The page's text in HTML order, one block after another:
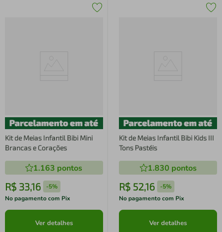
Kit de Meias Infantil Bibi Mini
Brancas e Corações
1.163 pontos
R$ 33,16 -5%
No pagamento com Pix
Ver detalhes
Kit de Meias Infantil Bibi Kids III
Tons Pastéis
1.830 pontos
R$ 52,16 -5%
No pagamento com Pix
Ver detalhes